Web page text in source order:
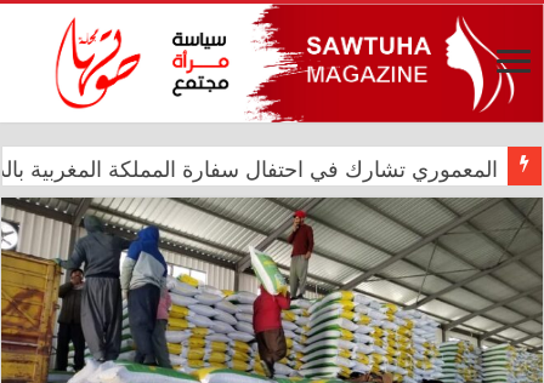
المعموري تشارك في احتفال سفارة المملكة المغربية بالذكرى الـ27
الدار العراقية للأزياء تعزز حضورها الدولي في مهرجان